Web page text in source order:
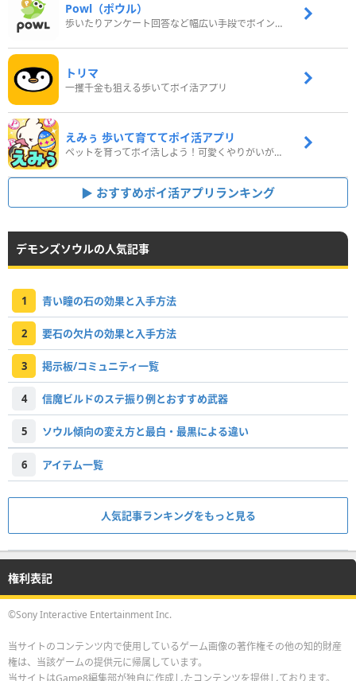
Powl（ポウル）
歩いたりアンケート回答など幅広い手段でポイントをゲット
トリマ
一攫千金も狙える歩いてポイ活アプリ
えみぅ 歩いて育ててポイ活アプリ
ペットを育ってポイ活しよう！可愛くやりがいがある新感覚アプリ
おすすめポイ活アプリランキング
デモンズソウルの人気記事
1 青い瞳の石の効果と入手方法
2 要石の欠片の効果と入手方法
3 掲示板/コミュニティ一覧
4 信魔ビルドのステ振り例とおすすめ武器
5 ソウル傾向の変え方と最白・最黒による違い
6 アイテム一覧
人気記事ランキングをもっと見る
権利表記
©Sony Interactive Entertainment Inc.
当サイトのコンテンツ内で使用しているゲーム画像の著作権その他の知的財産
権は、当該ゲームの提供元に帰属しています。
当サイトはGame8編集部が独自に作成したコンテンツを提供しております。